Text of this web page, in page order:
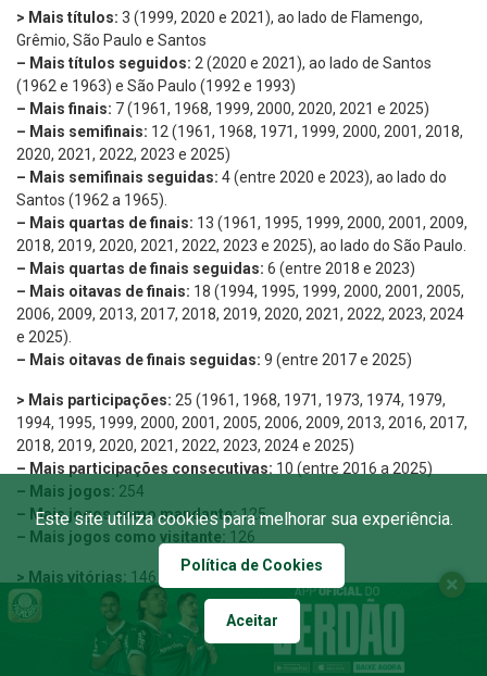
> Mais títulos: 3 (1999, 2020 e 2021), ao lado de Flamengo,
Grêmio, São Paulo e Santos
– Mais títulos seguidos: 2 (2020 e 2021), ao lado de Santos
(1962 e 1963) e São Paulo (1992 e 1993)
– Mais finais: 7 (1961, 1968, 1999, 2000, 2020, 2021 e 2025)
– Mais semifinais: 12 (1961, 1968, 1971, 1999, 2000, 2001, 2018,
2020, 2021, 2022, 2023 e 2025)
– Mais semifinais seguidas: 4 (entre 2020 e 2023), ao lado do
Santos (1962 a 1965).
– Mais quartas de finais: 13 (1961, 1995, 1999, 2000, 2001, 2009,
2018, 2019, 2020, 2021, 2022, 2023 e 2025), ao lado do São Paulo.
– Mais quartas de finais seguidas: 6 (entre 2018 e 2023)
– Mais oitavas de finais: 18 (1994, 1995, 1999, 2000, 2001, 2005,
2006, 2009, 2013, 2017, 2018, 2019, 2020, 2021, 2022, 2023, 2024
e 2025).
– Mais oitavas de finais seguidas: 9 (entre 2017 e 2025)
> Mais participações: 25 (1961, 1968, 1971, 1973, 1974, 1979,
1994, 1995, 1999, 2000, 2001, 2005, 2006, 2009, 2013, 2016, 2017,
2018, 2019, 2020, 2021, 2022, 2023, 2024 e 2025)
– Mais participações consecutivas: 10 (entre 2016 a 2025)
– Mais jogos: 254
– Mais jogos como mandante:125
– Mais jogos como visitante: 126
> Mais vitórias: 146
– Mais vitórias como mandante:85
– Mais vitórias como visitante:59
Mais vitórias fora do Brasil:54
Único a vencer em seis países em uma mesma edição:
Este site utiliza cookies para melhorar sua experiência.
Política de Cookies
Aceitar